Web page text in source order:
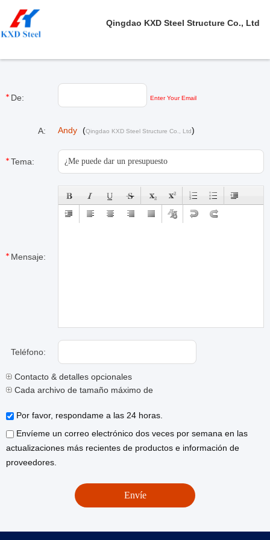
Qingdao KXD Steel Structure Co., Ltd
De: Enter Your Email
A: Andy (Qingdao KXD Steel Structure Co., Ltd)
Tema:
Mensaje:
Teléfono:
Contacto & detalles opcionales
Cada archivo de tamaño máximo de 10M.
Por favor, respondame a las 24 horas.
Envíeme un correo electrónico dos veces por semana en las
actualizaciones más recientes de productos e información de
proveedores.